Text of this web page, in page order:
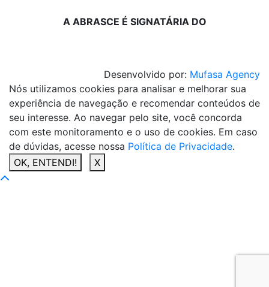
A ABRASCE É SIGNATÁRIA DO
Desenvolvido por: Mufasa Agency
Nós utilizamos cookies para analisar e melhorar sua
experiência de navegação e recomendar conteúdos de
seu interesse. Ao navegar pelo site, você concorda
com este monitoramento e o uso de cookies. Em caso
de dúvidas, acesse nossa Política de Privacidade.
OK, ENTENDI!
X